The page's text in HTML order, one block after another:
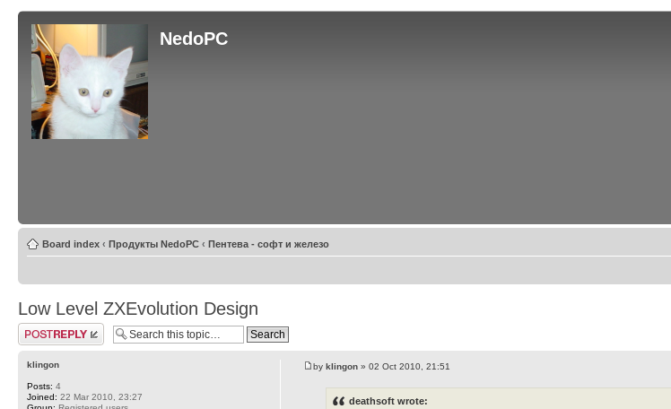
NedoPC
Board index ‹ Продукты NedoPC ‹ Пентева - софт и железо
Low Level ZXEvolution Design
Post a reply
byklingon » 02 Oct 2010, 21:51
deathsoft wrote:
klingon
Posts: 4
Joined: 22 Mar 2010, 23:27